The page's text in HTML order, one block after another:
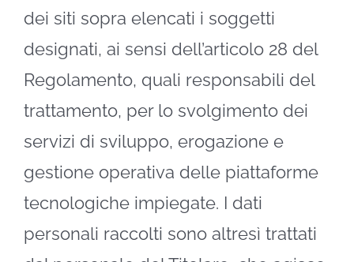
dei siti sopra elencati i soggetti
designati, ai sensi dell’articolo 28 del
Regolamento, quali responsabili del
trattamento, per lo svolgimento dei
servizi di sviluppo, erogazione e
gestione operativa delle piattaforme
tecnologiche impiegate. I dati
personali raccolti sono altresì trattati